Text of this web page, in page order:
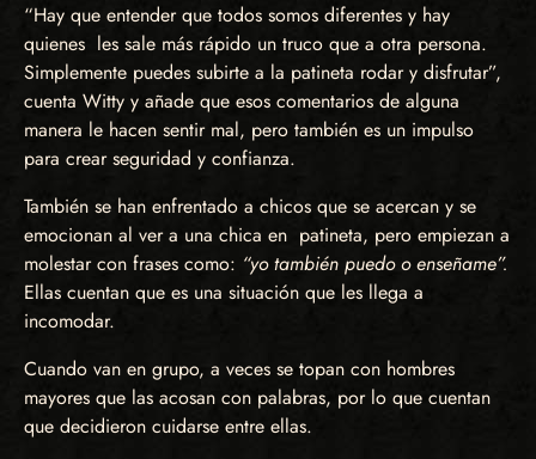
“Hay que entender que todos somos diferentes y hay
quienes les sale más rápido un truco que a otra persona.
Simplemente puedes subirte a la patineta rodar y disfrutar”,
cuenta Witty y añade que esos comentarios de alguna
manera le hacen sentir mal, pero también es un impulso
para crear seguridad y confianza.
También se han enfrentado a chicos que se acercan y se
emocionan al ver a una chica en patineta, pero empiezan a
molestar con frases como: “yo también puedo o enseñame”.
Ellas cuentan que es una situación que les llega a
incomodar.
Cuando van en grupo, a veces se topan con hombres
mayores que las acosan con palabras, por lo que cuentan
que decidieron cuidarse entre ellas.